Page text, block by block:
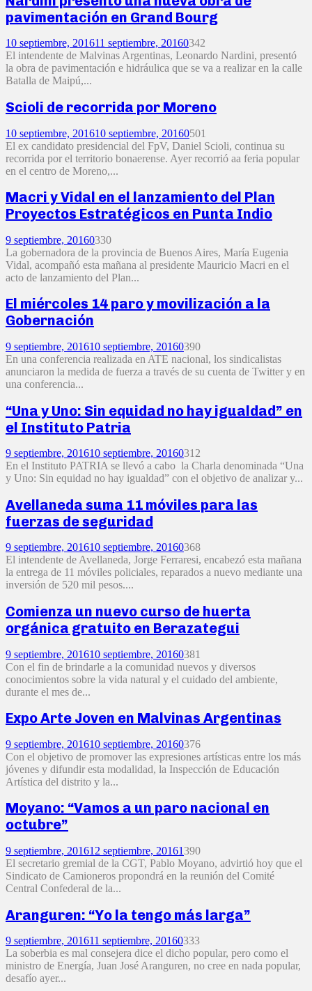
pavimentación en Grand Bourg
10 septiembre, 201611 septiembre, 20160342
El intendente de Malvinas Argentinas, Leonardo Nardini, presentó
la obra de pavimentación e hidráulica que se va a realizar en la calle
Batalla de Maipú,...
Scioli de recorrida por Moreno
10 septiembre, 201610 septiembre, 20160501
El ex candidato presidencial del FpV, Daniel Scioli, continua su
recorrida por el territorio bonaerense. Ayer recorrió aa feria popular
en el centro de Moreno,...
Macri y Vidal en el lanzamiento del Plan
Proyectos Estratégicos en Punta Indio
9 septiembre, 20160330
La gobernadora de la provincia de Buenos Aires, María Eugenia
Vidal, acompañó esta mañana al presidente Mauricio Macri en el
acto de lanzamiento del Plan...
El miércoles 14 paro y movilización a la
Gobernación
9 septiembre, 201610 septiembre, 20160390
En una conferencia realizada en ATE nacional, los sindicalistas
anunciaron la medida de fuerza a través de su cuenta de Twitter y en
una conferencia...
“Una y Uno: Sin equidad no hay igualdad” en
el Instituto Patria
9 septiembre, 201610 septiembre, 20160312
En el Instituto PATRIA se llevó a cabo la Charla denominada “Una
y Uno: Sin equidad no hay igualdad” con el objetivo de analizar y...
Avellaneda suma 11 móviles para las
fuerzas de seguridad
9 septiembre, 201610 septiembre, 20160368
El intendente de Avellaneda, Jorge Ferraresi, encabezó esta mañana
la entrega de 11 móviles policiales, reparados a nuevo mediante una
inversión de 520 mil pesos....
Comienza un nuevo curso de huerta
orgánica gratuito en Berazategui
9 septiembre, 201610 septiembre, 20160381
Con el fin de brindarle a la comunidad nuevos y diversos
conocimientos sobre la vida natural y el cuidado del ambiente,
durante el mes de...
Expo Arte Joven en Malvinas Argentinas
9 septiembre, 201610 septiembre, 20160376
Con el objetivo de promover las expresiones artísticas entre los más
jóvenes y difundir esta modalidad, la Inspección de Educación
Artística del distrito y la...
Moyano: “Vamos a un paro nacional en
octubre”
9 septiembre, 201612 septiembre, 20161390
El secretario gremial de la CGT, Pablo Moyano, advirtió hoy que el
Sindicato de Camioneros propondrá en la reunión del Comité
Central Confederal de la...
Aranguren: “Yo la tengo más larga”
9 septiembre, 201611 septiembre, 20160333
La soberbia es mal consejera dice el dicho popular, pero como el
ministro de Energía, Juan José Aranguren, no cree en nada popular,
desafío ayer...